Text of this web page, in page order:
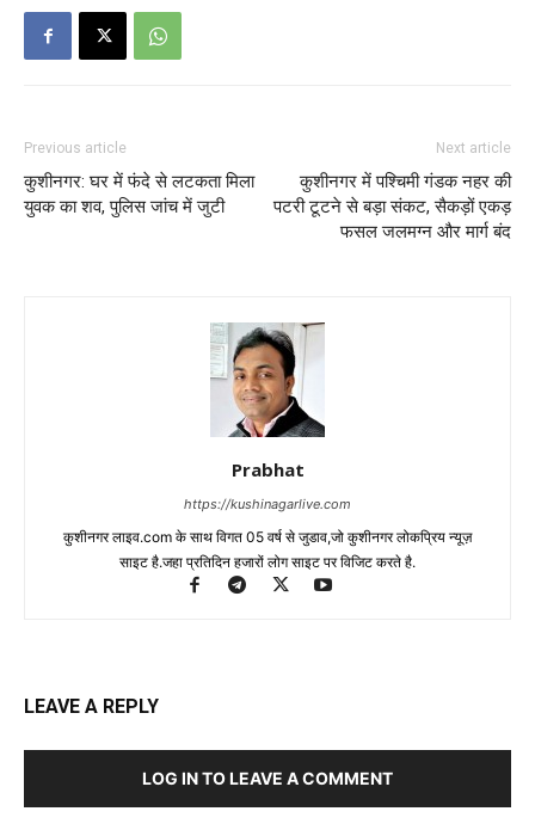
Previous article
कुशीनगर: घर में फंदे से लटकता मिला
युवक का शव, पुलिस जांच में जुटी
Next article
कुशीनगर में पश्चिमी गंडक नहर की
पटरी टूटने से बड़ा संकट, सैकड़ों एकड़
फसल जलमग्न और मार्ग बंद
Prabhat
https://kushinagarlive.com
कुशीनगर लाइव.com के साथ विगत 05 वर्ष से जुडाव,जो कुशीनगर लोकप्रिय न्यूज़
साइट है.जहा प्रतिदिन हजारों लोग साइट पर विजिट करते है.
LEAVE A REPLY
LOG IN TO LEAVE A COMMENT